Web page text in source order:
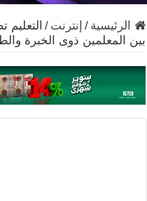
الرئيسية / إنترنت /
بين المعلمين ذوى الخبرة